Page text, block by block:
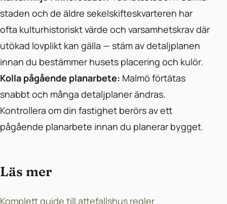
staden och de äldre sekelskifteskvarteren har
ofta kulturhistoriskt värde och varsamhetskrav där
utökad lovplikt kan gälla — stäm av detaljplanen
innan du bestämmer husets placering och kulör.
Kolla pågående planarbete: Malmö förtätas
snabbt och många detaljplaner ändras.
Kontrollera om din fastighet berörs av ett
pågående planarbete innan du planerar bygget.
Läs mer
Komplett guide till attefallshus regler